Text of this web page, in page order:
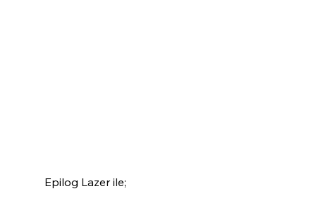
Epilog Lazer ile;